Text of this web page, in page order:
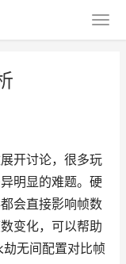
开讨论，很多玩
明显的难题。硬
会直接影响帧数
变化，可以帮助
无间配置对比帧